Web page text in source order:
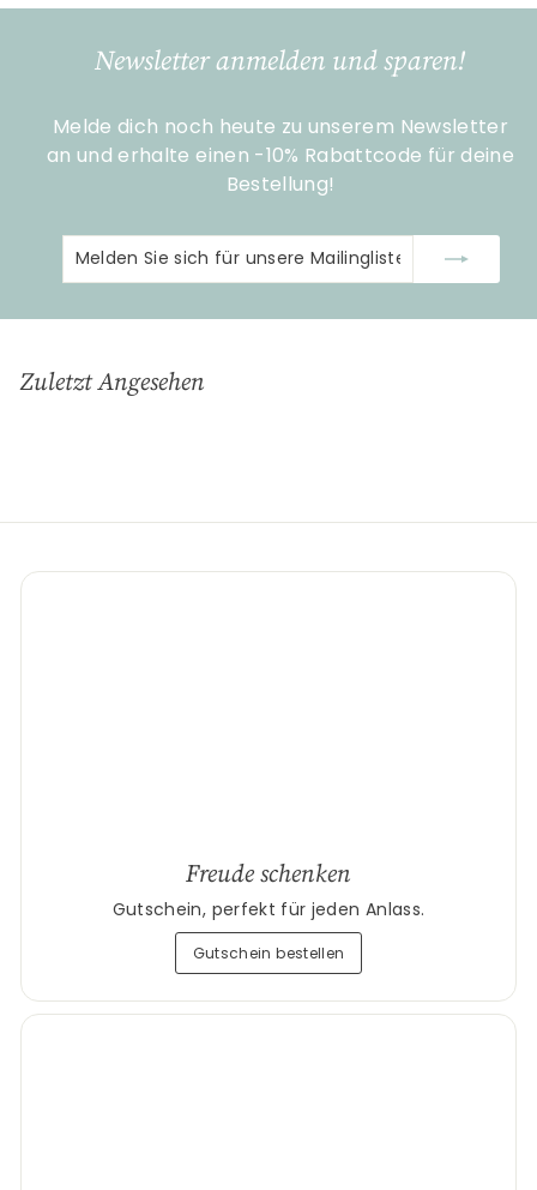
,
Newsletter anmelden und sparen!
Melde dich noch heute zu unserem Newsletter
an und erhalte einen -10% Rabattcode für deine
Bestellung!
Melden
Sie
für
Abonnieren
Zuletzt Angesehen
Freude schenken
Gutschein, perfekt für jeden Anlass.
Gutschein bestellen